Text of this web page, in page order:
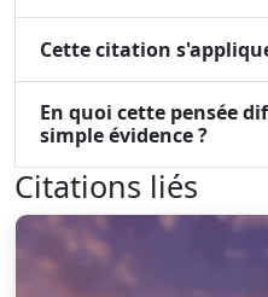
Cette citation
En quoi cette pensée
simple évidence ?
Citations liés